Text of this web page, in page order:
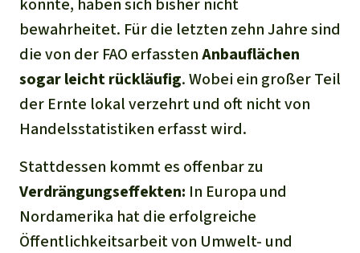
bewahrheitet. Für die letzten zehn Jahre sind
die von der FAO erfasstenAnbauflächen
sogarleichtrückläufig. Wobei ein großer Teil
der Ernte lokal verzehrt und oft nicht von
Handelsstatistiken erfasst wird.
Stattdessen kommt es offenbar zu
Verdrängungseffekten: In Europa und
Nordamerika hat die erfolgreiche
Öffentlichkeitsarbeit von Umwelt- und